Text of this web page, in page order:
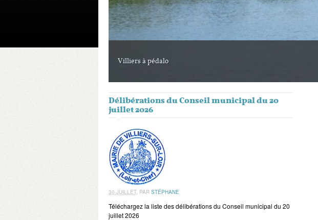
Villiers à pédalo
Délibérations du Conseil municipal du 20
juillet 2026
30 JUILLET, PAR STÉPHANE
Téléchargez la liste des délibérations du Conseil municipal du 20
juillet 2026